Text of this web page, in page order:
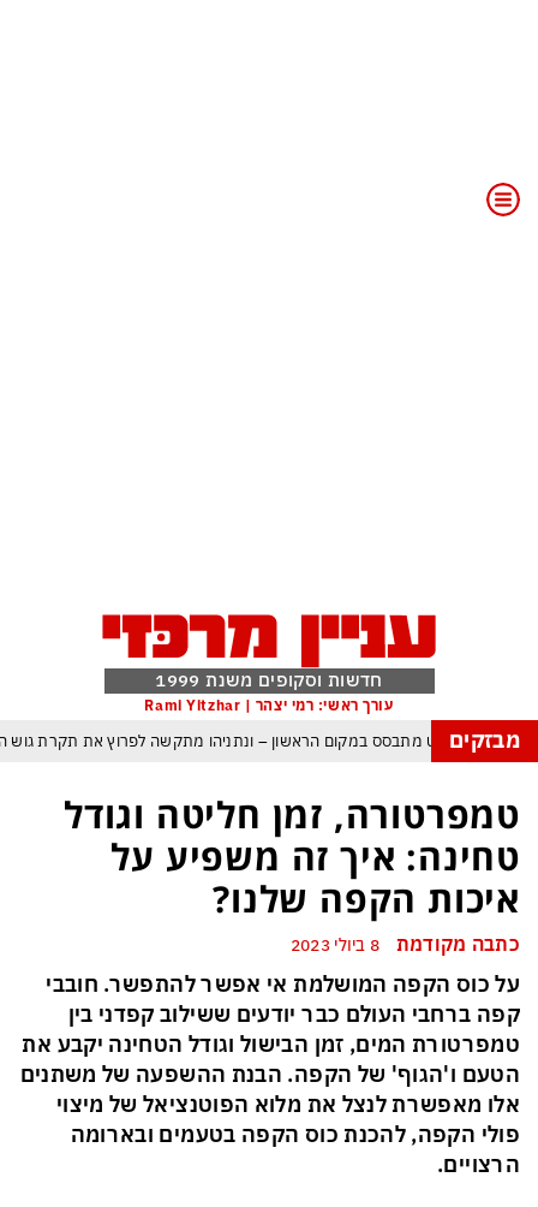
חדשות וסקופים משנת 1999
עורך ראשי: רמי יצהר | Rami Yitzhar
מבזקים– איזנקוט מתבסס במקום הראשון – ונתניהו מתקשה לפרוץ את תקרת גוש
עם עומאן לגבי תפעול משותף של מצר הורמוז – אם טראמפ יאשר המלחמה
ומיירטים להגנה – טראמפ נשאר רק עם ציוצי האיום המגוחכים שלא מזיזים
גרדום כמדיניות: כך הפכה ההוצאה להורג לכלי ההרתעה המרכזי של המשטר
טראמפ, א-סיסי, ארדואן ושליט קטאר מכנסים פגישת ״כיפה אדומה״ לנתניהו
טמפרטורה, זמן חליטה וגודל
טחינה: איך זה משפיע על
איכות הקפה שלנו?
כתבה מקודמת
על כוס הקפה המושלמת אי אפשר להתפשר. חובבי
קפה ברחבי העולם כבר יודעים ששילוב קפדני בין
טמפרטורת המים, זמן הבישול וגודל הטחינה יקבע את
הטעם ו'הגוף' של הקפה. הבנת ההשפעה של משתנים
אלו מאפשרת לנצל את מלוא הפוטנציאל של מיצוי
פולי הקפה, להכנת כוס הקפה בטעמים ובארומה
הרצויים.